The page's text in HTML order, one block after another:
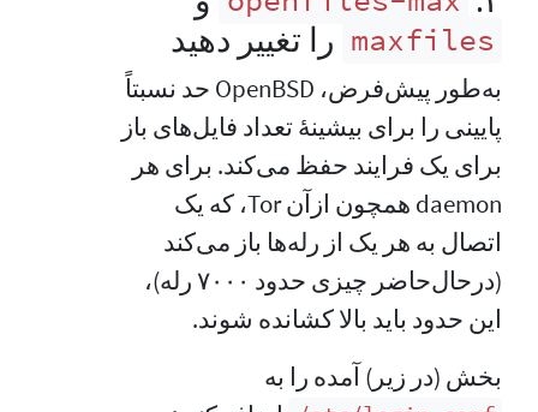
maxfiles را تغییر دهید
به‌طور پیش‌فرض، OpenBSD حد نسبتاً
پایینی را برای بیشینهٔ تعداد فایل‌های باز
برای یک فرایند حفظ می‌کند. برای هر
daemon همچون ازآن Tor، که یک
اتصال به هر یک از رله‌ها باز می‌کند
(درحال‌حاضر چیزی حدود ۷۰۰۰ رله)،
این حدود باید بالا کشانده شوند.
بخش (در زیر) آمده را به